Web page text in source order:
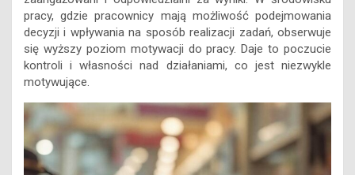
pracy, gdzie pracownicy mają możliwość podejmowania
decyzji i wpływania na sposób realizacji zadań, obserwuje
się wyższy poziom motywacji do pracy. Daje to poczucie
kontroli i własności nad działaniami, co jest niezwykle
motywujące.